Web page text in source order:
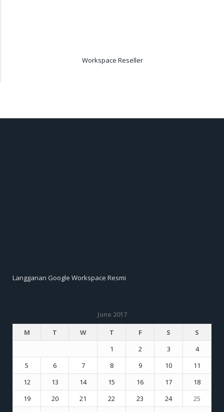
Workspace Reseller
Langganan Google Workspace Resmi
June 2017
M
T W T F S
S
1
2 3
4
5
6 7 8 9 10
11
12
13 14 15 16 17
18
19
20 21 22 23 24
25